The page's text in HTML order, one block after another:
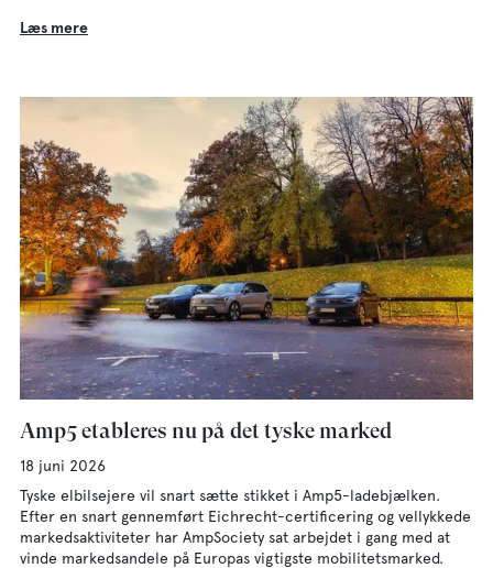
Læs mere
Amp5 etableres nu på det tyske marked
18 juni 2026
Tyske elbilsejere vil snart sætte stikket i Amp5-ladebjælken.
Efter en snart gennemført Eichrecht-certificering og vellykkede
markedsaktiviteter har AmpSociety sat arbejdet i gang med at
vinde markedsandele på Europas vigtigste mobilitetsmarked.